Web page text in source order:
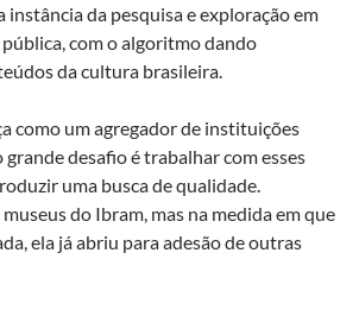
instância da pesquisa e exploração em
com o algoritmo dando
da cultura brasileira.
como um agregador de instituições
grande desafio é trabalhar com esses
uma busca de qualidade.
do Ibram, mas na medida em que
ela já abriu para adesão de outras